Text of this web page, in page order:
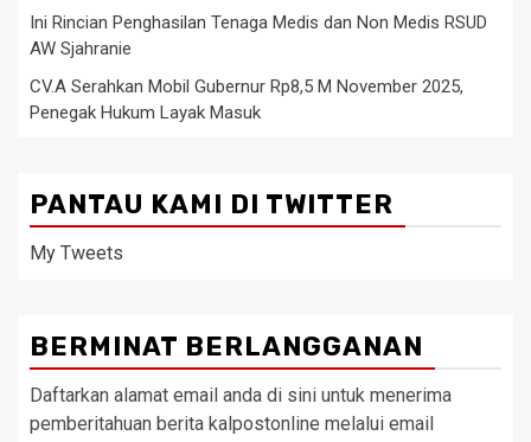
Ini Rincian Penghasilan Tenaga Medis dan Non Medis RSUD
AW Sjahranie
CV.A Serahkan Mobil Gubernur Rp8,5 M November 2025,
Penegak Hukum Layak Masuk
PANTAU KAMI DI TWITTER
My Tweets
BERMINAT BERLANGGANAN
Daftarkan alamat email anda di sini untuk menerima
pemberitahuan berita kalpostonline melalui email